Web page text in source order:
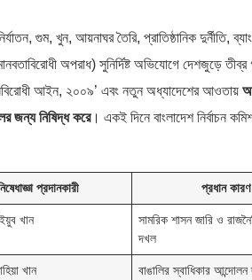
গুম, খুন, আয়নাঘর তৈরি, প্রাতিষ্ঠানিক দুর্নীতি,
অপরাধ) সুনির্দিষ্ট অভিযোগে দেশজুড়ে তীব্র
আইন, ২০০৯’ এবং নতুন অধ্যাদেশের আওতায়
জন্য নিষিদ্ধ করে। একই দিনে বাংলাদেশ নির্বাচন
প্রদানকারী প্রধান কারণ
খান
সামরিক শাসন জারি ও
দখল
খান
বাঙালির স্বাধিকার